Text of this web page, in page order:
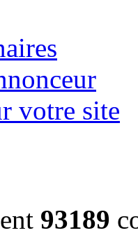
votre site
93189